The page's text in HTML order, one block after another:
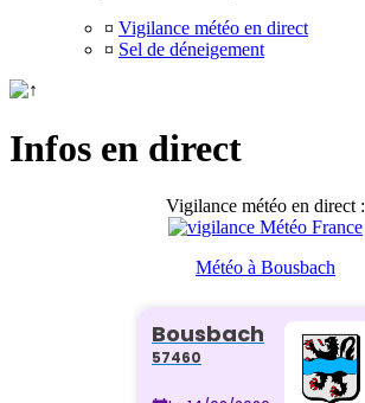
¤ Vigilance météo en direct
¤ Sel de déneigement
Infos en direct
Vigilance météo en direct :
Météo à Bousbach